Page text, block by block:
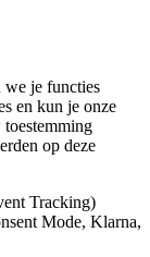
we je functies
en kun je onze
op deze
Tracking)
Mode, Klarna,